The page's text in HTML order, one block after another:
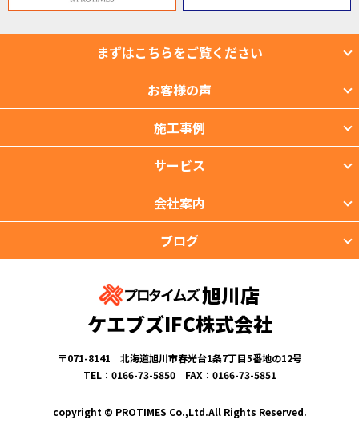
まずはこちらをご覧ください
お客様の声
施工事例
サービス
会社案内
ブログ
旭川店
ケエブズIFC株式会社
〒071-8141 北海道旭川市春光台1条7丁目5番地の12号
TEL：0166-73-5850 FAX：0166-73-5851
copyright © PROTIMES Co.,Ltd.All Rights Reserved.